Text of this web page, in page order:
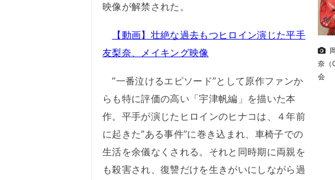
奈（
会
映像が解禁された。
【動画】壮絶な過去もつヒロイン演じた平手
友梨奈、メイキング映像
”一番泣けるエピソード”として原作ファンか
らも特に評価の高い「宇津帆編」を描いた本
作。平手が演じたヒロインのヒナコは、４年前
に起きた”ある事件”に巻き込まれ、車椅子での
生活を余儀なくされる。それと同時期に両親を
も殺害され、復讐だけを生きがいにしながら過